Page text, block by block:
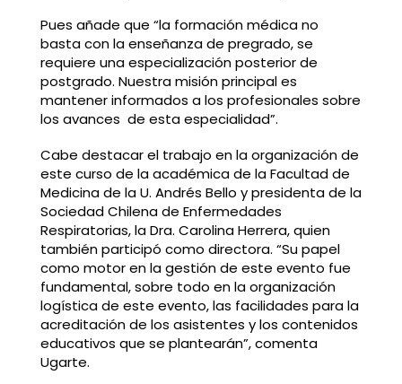
Pues añade que “la formación médica no
basta con la enseñanza de pregrado, se
requiere una especialización posterior de
postgrado. Nuestra misión principal es
mantener informados a los profesionales sobre
los avances de esta especialidad”.
Cabe destacar el trabajo en la organización de
este curso de la académica de la Facultad de
Medicina de la U. Andrés Bello y presidenta de la
Sociedad Chilena de Enfermedades
Respiratorias, la Dra. Carolina Herrera, quien
también participó como directora. “Su papel
como motor en la gestión de este evento fue
fundamental, sobre todo en la organización
logística de este evento, las facilidades para la
acreditación de los asistentes y los contenidos
educativos que se plantearán”, comenta
Ugarte.